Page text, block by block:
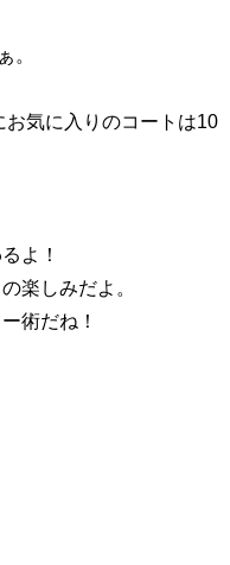
。
気に入りのコートは10
よ！
楽しみだよ。
術だね！